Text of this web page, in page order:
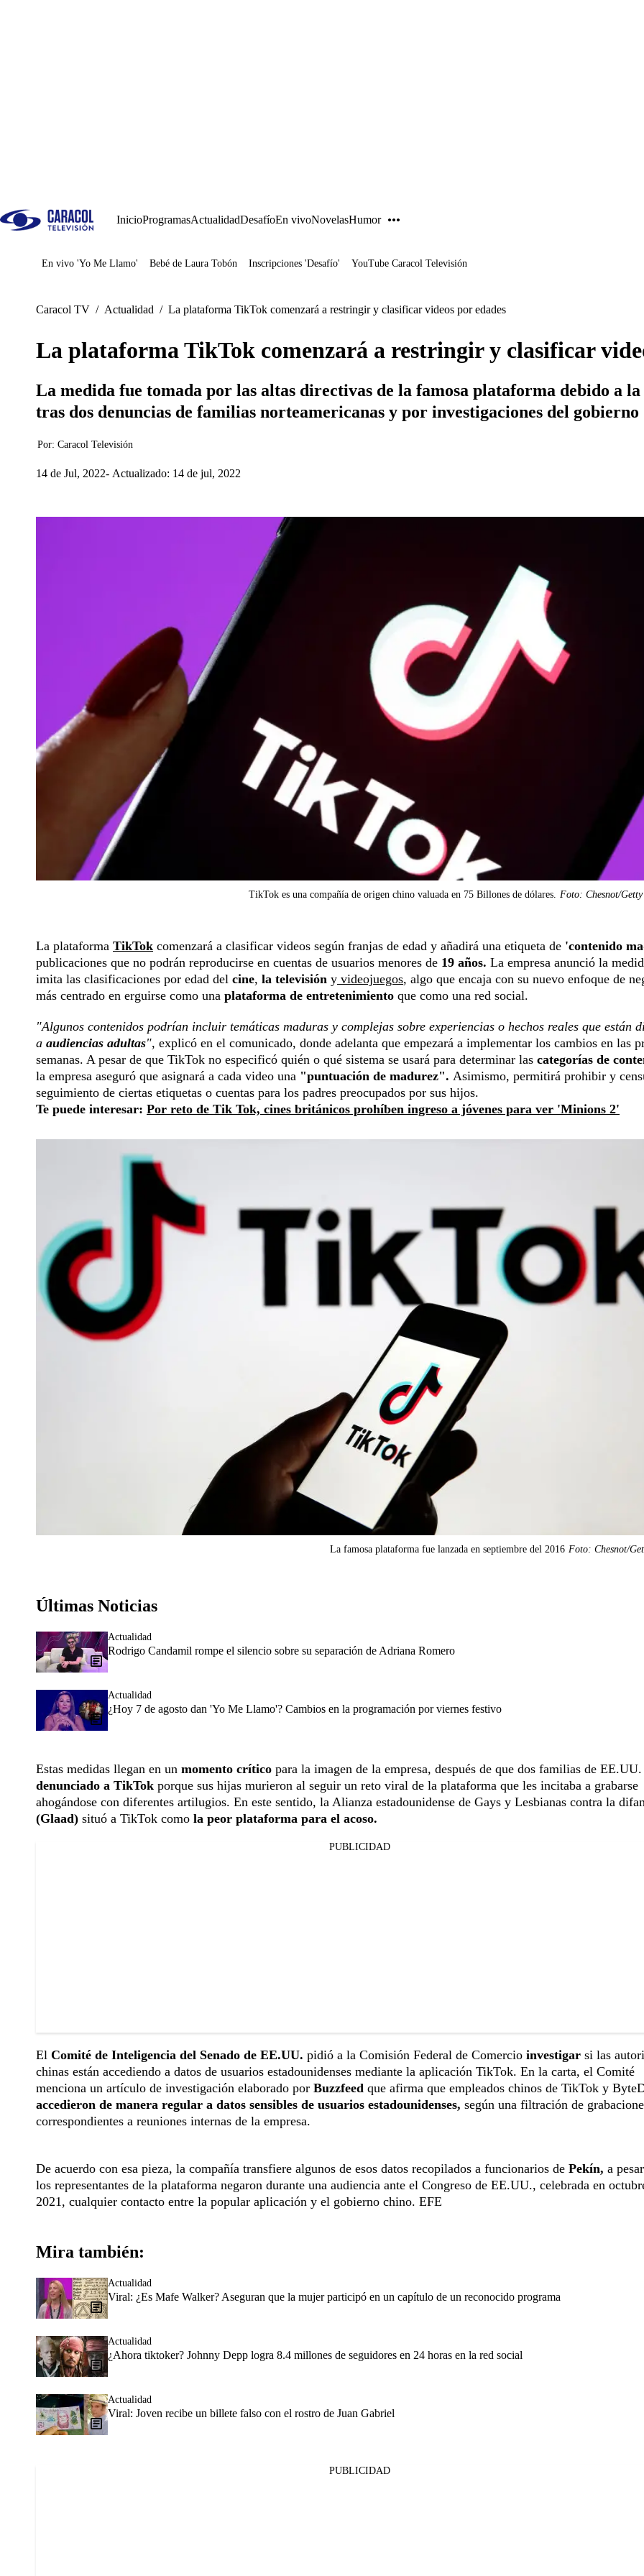
InicioProgramasActualidadDesafíoEn vivoNovelasHumor
Juegos
En vivo 'Yo Me Llamo' Bebé de Laura Tobón Inscripciones 'Desafío' YouTube Caracol Televisión
Caracol TV / Actualidad / La plataforma TikTok comenzará a restringir y clasificar videos por edades
La plataforma TikTok comenzará a restringir y clasificar
La medida fue tomada por las altas directivas de la famosa plataforma debido a
tras dos denuncias de familias norteamericanas y por investigaciones del gobierno
Por: Caracol Televisión
14 de Jul, 2022 Actualizado: 14 de jul, 2022
TikTok es una compañía de origen chino valuada en 75 Billones de dólares. Foto: Chesnot/Getty
La plataforma TikTok comenzará a clasificar videos según franjas de edad y añadirá una etiqueta de 'contenido
publicaciones que no podrán reproducirse en cuentas de usuarios menores de 19 años. La empresa anunció la
imita las clasificaciones por edad del cine, la televisión y videojuegos, algo que encaja con su nuevo enfoque de
más centrado en erguirse como una plataforma de entretenimiento que como una red social.
"Algunos contenidos podrían incluir temáticas maduras y complejas sobre experiencias o hechos reales que están
a audiencias adultas", explicó en el comunicado, donde adelanta que empezará a implementar los cambios en las
semanas. A pesar de que TikTok no especificó quién o qué sistema se usará para determinar las categorías de
la empresa aseguró que asignará a cada video una "puntuación de madurez". Asimismo, permitirá prohibir y
seguimiento de ciertas etiquetas o cuentas para los padres preocupados por sus hijos.
Te puede interesar: Por reto de Tik Tok, cines británicos prohíben ingreso a jóvenes para ver 'Minions 2'
La famosa plataforma fue lanzada en septiembre del 2016 Foto: Chesnot/
Últimas Noticias
Actualidad
Rodrigo Candamil rompe el silencio sobre su separación de Adriana Romero
Actualidad
¿Hoy 7 de agosto dan 'Yo Me Llamo'? Cambios en la programación por viernes festivo
Estas medidas llegan en un momento crítico para la imagen de la empresa, después de que dos familias de
denunciado a TikTok porque sus hijas murieron al seguir un reto viral de la plataforma que les incitaba a grabarse
ahogándose con diferentes artilugios. En este sentido, la Alianza estadounidense de Gays y Lesbianas contra la
(Glaad) situó a TikTok como la peor plataforma para el acoso.
PUBLICIDAD
El Comité de Inteligencia del Senado de EE.UU. pidió a la Comisión Federal de Comercio investigar si las
chinas están accediendo a datos de usuarios estadounidenses mediante la aplicación TikTok. En la carta, el Comité
menciona un artículo de investigación elaborado por Buzzfeed que afirma que empleados chinos de TikTok y
accedieron de manera regular a datos sensibles de usuarios estadounidenses, según una filtración de
correspondientes a reuniones internas de la empresa.
De acuerdo con esa pieza, la compañía transfiere algunos de esos datos recopilados a funcionarios de Pekín, a
los representantes de la plataforma negaron durante una audiencia ante el Congreso de EE.UU., celebrada en
2021, cualquier contacto entre la popular aplicación y el gobierno chino. EFE
Mira también:
Actualidad
Viral: ¿Es Mafe Walker? Aseguran que la mujer participó en un capítulo de un reconocido programa
Actualidad
¿Ahora tiktoker? Johnny Depp logra 8.4 millones de seguidores en 24 horas en la red social
Actualidad
Viral: Joven recibe un billete falso con el rostro de Juan Gabriel
PUBLICIDAD